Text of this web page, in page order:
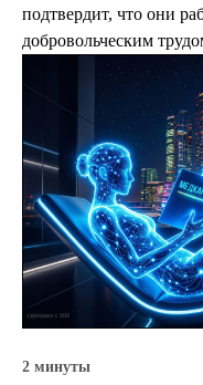
подтвердит, что они
добровольческим
2 минуты